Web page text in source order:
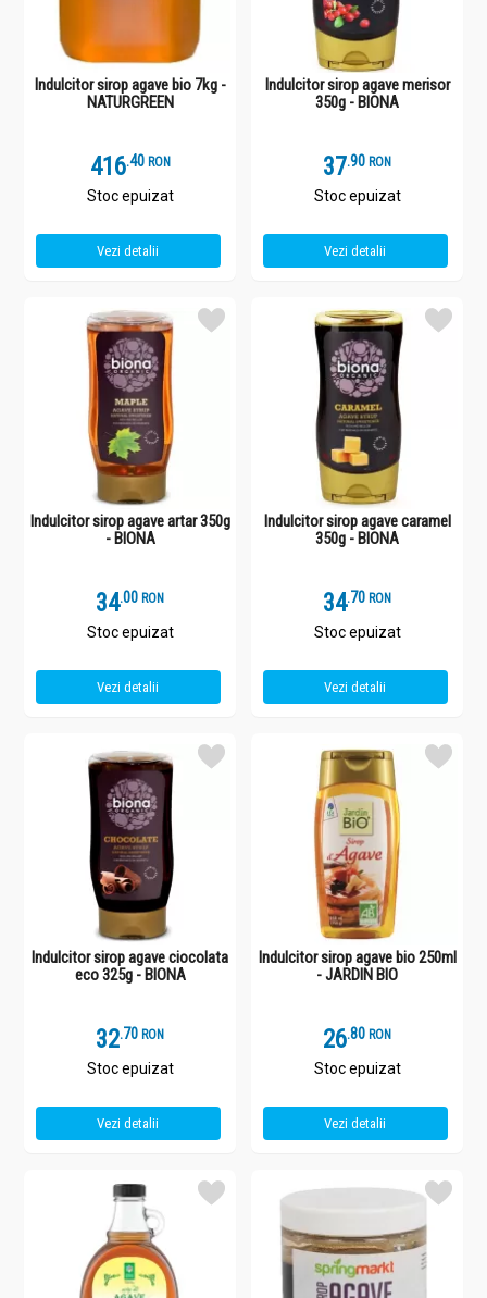
Indulcitor sirop agave bio 7kg -
NATURGREEN
416.4 RON
Stoc epuizat
Vezi detalii
Indulcitor sirop agave merisor
350g - BIONA
37.9 RON
Stoc epuizat
Vezi detalii
Indulcitor sirop agave artar 350g
- BIONA
34.0 RON
Stoc epuizat
Vezi detalii
Indulcitor sirop agave caramel
350g - BIONA
34.7 RON
Stoc epuizat
Vezi detalii
Indulcitor sirop agave ciocolata
eco 325g - BIONA
32.7 RON
Stoc epuizat
Vezi detalii
Indulcitor sirop agave bio 250ml
- JARDIN BIO
26.8 RON
Stoc epuizat
Vezi detalii